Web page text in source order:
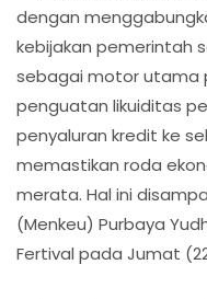
dengan
kebijakan pemerintah
sebagai motor utama
penguatan likuiditas
penyaluran kredit ke
memastikan roda
merata. Hal ini
(Menkeu) Purbaya
Fertival pada Jumat